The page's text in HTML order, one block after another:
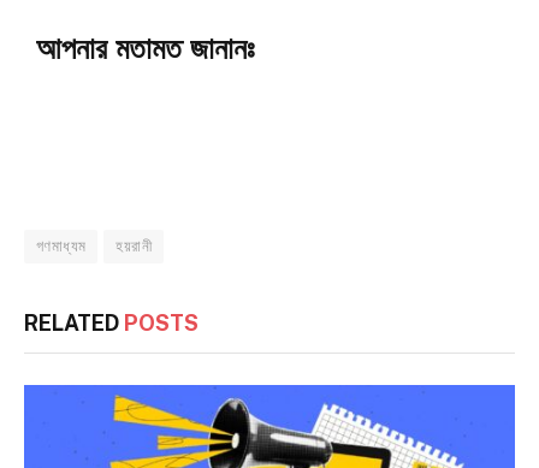
আপনার মতামত জানানঃ
গণমাধ্যম হয়রানী
RELATED POSTS